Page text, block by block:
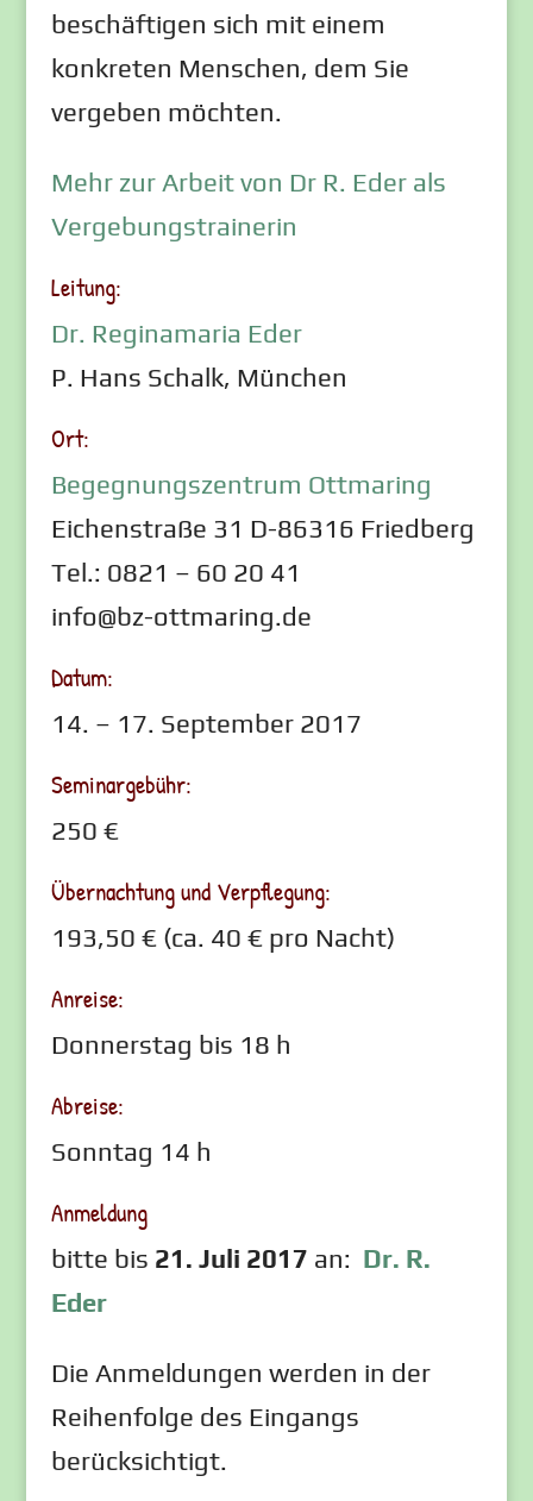
beschäftigen sich mit einem
konkreten Menschen, dem Sie
vergeben möchten.
Mehr zur Arbeit von Dr R. Eder als
Vergebungstrainerin
Leitung:
Dr. Reginamaria Eder
P. Hans Schalk, München
Ort:
Begegnungszentrum Ottmaring
Eichenstraße 31 D-86316 Friedberg
Tel.: 0821 – 60 20 41
info@bz-ottmaring.de
Datum:
14. – 17. September 2017
Seminargebühr:
250 €
Übernachtung und Verpflegung:
193,50 € (ca. 40 € pro Nacht)
Anreise:
Donnerstag bis 18 h
Abreise:
Sonntag 14 h
Anmeldung
bitte bis 21. Juli 2017 an: Dr. R.
Eder
Die Anmeldungen werden in der
Reihenfolge des Eingangs
berücksichtigt.